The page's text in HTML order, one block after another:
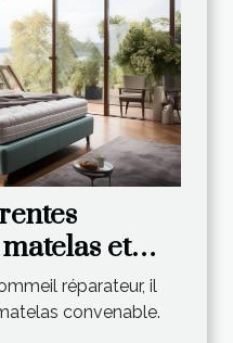
et
réparateur, il
convenable.